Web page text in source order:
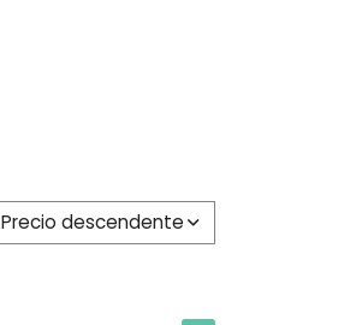
Precio descendente